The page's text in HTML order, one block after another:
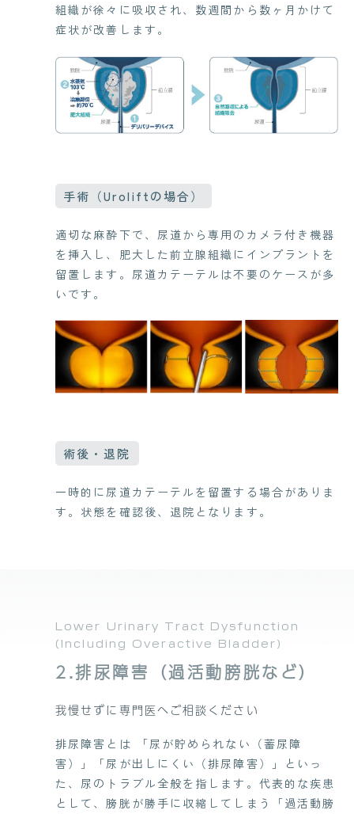
組織が徐々に吸収され、数週間から数ヶ月かけて
症状が改善します。
手術（Uroliftの場合）
適切な麻酔下で、尿道から専用のカメラ付き機器
を挿入し、肥大した前立腺組織にインプラントを
留置します。尿道カテーテルは不要のケースが多
いです。
術後・退院
一時的に尿道カテーテルを留置する場合がありま
す。状態を確認後、退院となります。
Lower Urinary Tract Dysfunction
(Including Overactive Bladder)
2.排尿障害（過活動膀胱など）
我慢せずに専門医へご相談ください
排尿障害とは 「尿が貯められない（蓄尿障
害）」「尿が出しにくい（排尿障害）」といっ
た、尿のトラブル全般を指します。代表的な疾患
として、膀胱が勝手に収縮してしまう「過活動膀